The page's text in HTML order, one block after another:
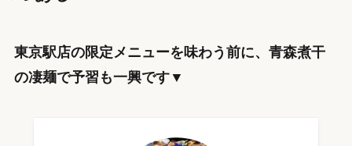
東京駅店の限定メニューを味わう前に、青森煮干
の凄麺で予習も一興です▼